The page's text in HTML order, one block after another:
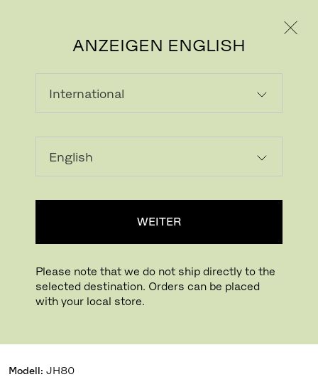
ANZEIGEN ENGLISH
WEITER
Please note that we do not ship directly to the
selected destination. Orders can be placed
with your local store.
PLENUM™
Modell: JH80